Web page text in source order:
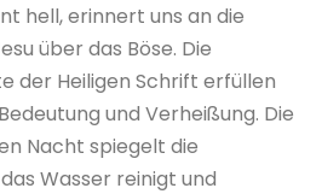
hell, erinnert uns an die
über das Böse. Die
der Heiligen Schrift erfüllen
und Verheißung. Die
Nacht spiegelt die
Wasser reinigt und